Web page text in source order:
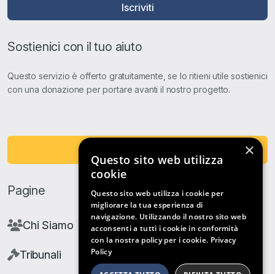
Iscriviti
Sostienici con il tuo aiuto
Questo servizio è offerto gratuitamente, se lo ritieni utile sostienici
con una donazione per portare avanti il nostro progetto.
Pagine
Chi Siamo
Tribunali
×
Questo sito web utilizza
cookie
Questo sito web utilizza i cookie per
migliorare la tua esperienza di
navigazione. Utilizzando il nostro sito web
acconsenti a tutti i cookie in conformità
con la nostra policy per i cookie. Privacy
Policy